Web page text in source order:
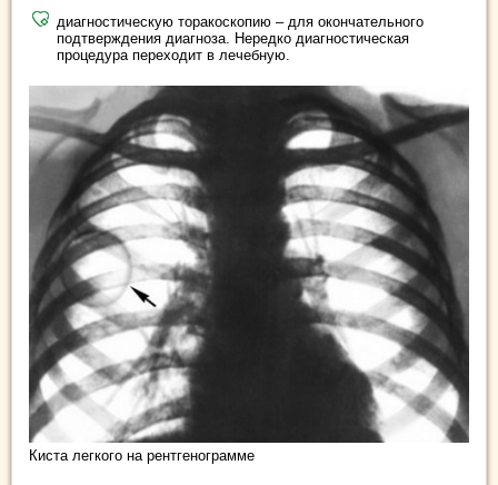
диагностическую торакоскопию – для окончательного
подтверждения диагноза. Нередко диагностическая
процедура переходит в лечебную.
Киста легкого на рентгенограмме